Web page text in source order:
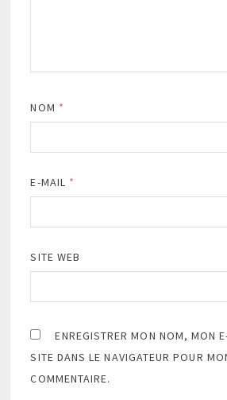
NOM *
E-MAIL *
SITE WEB
ENREGISTRER MON NOM, MON
SITE DANS LE NAVIGATEUR POUR
COMMENTAIRE.